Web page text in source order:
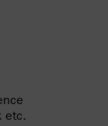
etc.